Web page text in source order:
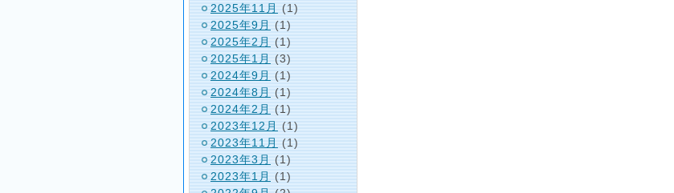
2025年11月 (1)
2025年9月 (1)
2025年2月
(1)
2025年1月
(3)
2024年9月 (1)
2024年8月 (1)
2024年2月
(1)
2023年12月
(1)
2023年11月 (1)
2023年3月 (1)
2023年1月
(1)